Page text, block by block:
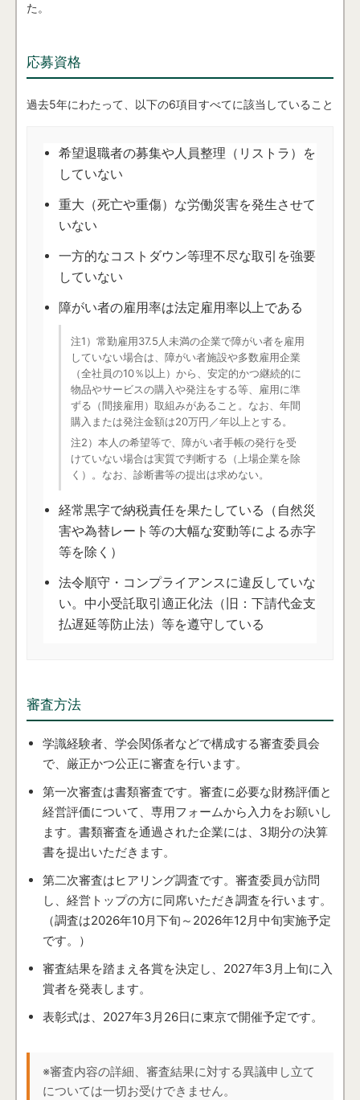
た。
応募資格
過去5年にわたって、以下の6項目すべてに該当していること
希望退職者の募集や人員整理（リストラ）を
していない
重大（死亡や重傷）な労働災害を発生させて
いない
一方的なコストダウン等理不尽な取引を強要
していない
障がい者の雇用率は法定雇用率以上である
注1）常勤雇用37.5人未満の企業で障がい者を雇用
していない場合は、障がい者施設や多数雇用企業
（全社員の10％以上）から、安定的かつ継続的に
物品やサービスの購入や発注をする等、雇用に準
ずる（間接雇用）取組みがあること。なお、年間
購入または発注金額は20万円／年以上とする。
注2）本人の希望等で、障がい者手帳の発行を受
けていない場合は実質で判断する（上場企業を除
く）。なお、診断書等の提出は求めない。
経常黒字で納税責任を果たしている（自然災
害や為替レート等の大幅な変動等による赤字
等を除く）
法令順守・コンプライアンスに違反していな
い。中小受託取引適正化法（旧：下請代金支
払遅延等防止法）等を遵守している
審査方法
学識経験者、学会関係者などで構成する審査委員会
で、厳正かつ公正に審査を行います。
第一次審査は書類審査です。審査に必要な財務評価と
経営評価について、専用フォームから入力をお願いし
ます。書類審査を通過された企業には、3期分の決算
書を提出いただきます。
第二次審査はヒアリング調査です。審査委員が訪問
し、経営トップの方に同席いただき調査を行います。
（調査は2026年10月下旬～2026年12月中旬実施予定
です。）
審査結果を踏まえ各賞を決定し、2027年3月上旬に入
賞者を発表します。
表彰式は、2027年3月26日に東京で開催予定です。
※審査内容の詳細、審査結果に対する異議申し立て
については一切お受けできません。